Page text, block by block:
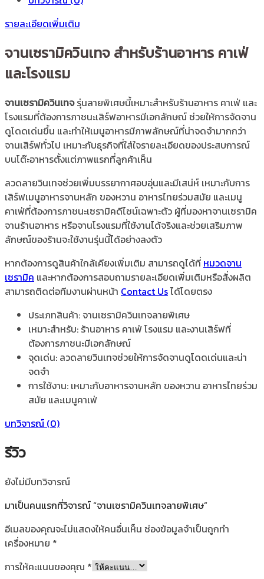
รายละเอียดเพิ่มเติม
จานเซรามิควินเทจ สำหรับร้านอาหาร คาเฟ่
และโรงแรม
จานเซรามิควินเทจรุ่นลายพิเศษนี้เหมาะสำหรับร้านอาหาร คาเฟ่ และ
โรงแรมที่ต้องการภาชนะเสิร์ฟอาหารมีเอกลักษณ์ ช่วยให้การจัดจาน
ดูโดดเด่นขึ้น และทำให้เมนูอาหารมีภาพลักษณ์ที่น่าจดจำมากกว่า
จานเสิร์ฟทั่วไป เหมาะกับธุรกิจที่ใส่ใจรายละเอียดของประสบการณ์
บนโต๊ะอาหารตั้งแต่ภาพแรกที่ลูกค้าเห็น
ลวดลายวินเทจช่วยเพิ่มบรรยากาศอบอุ่นและมีเสน่ห์ เหมาะกับการ
เสิร์ฟเมนูอาหารจานหลัก ของหวาน อาหารไทยร่วมสมัย และเมนู
คาเฟ่ที่ต้องการภาชนะเซรามิคดีไซน์เฉพาะตัว ผู้ที่มองหาจานเซรามิค
จานร้านอาหาร หรือจานโรงแรมที่ใช้งานได้จริงและช่วยเสริมภาพ
ลักษณ์ของร้านจะใช้งานรุ่นนี้ได้อย่างลงตัว
หากต้องการดูสินค้าใกล้เคียงเพิ่มเติม สามารถดูได้ที่ หมวดจาน
เซรามิค และหากต้องการสอบถามรายละเอียดเพิ่มเติมหรือสั่งผลิต
สามารถติดต่อทีมงานผ่านหน้า Contact Usได้โดยตรง
ประเภทสินค้า: จานเซรามิควินเทจลายพิเศษ
เหมาะสำหรับ: ร้านอาหาร คาเฟ่ โรงแรม และงานเสิร์ฟที่
ต้องการภาชนะมีเอกลักษณ์
จุดเด่น: ลวดลายวินเทจช่วยให้การจัดจานดูโดดเด่นและน่า
จดจำ
การใช้งาน: เหมาะกับอาหารจานหลัก ของหวาน อาหารไทยร่วม
สมัย และเมนูคาเฟ่
บทวิจารณ์ (0)
รีวิว
ยังไม่มีบทวิจารณ์
มาเป็นคนแรกที่วิจารณ์ “จานเซรามิควินเทจลายพิเศษ”
อีเมลของคุณจะไม่แสดงให้คนอื่นเห็น ช่องข้อมูลจำเป็นถูกทำ
เครื่องหมาย *
การให้คะแนนของคุณ *